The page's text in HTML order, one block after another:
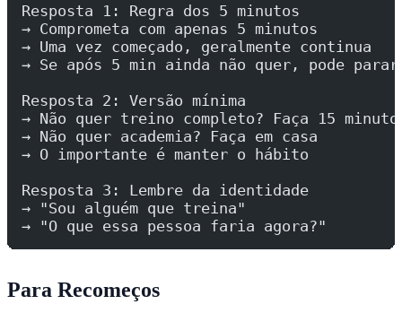
Resposta 1: Regra dos 5 minutos
→ Comprometa com apenas 5 minutos
→ Uma vez começado, geralmente continua
→ Se após 5 min ainda não quer, pode
Resposta 2: Versão mínima
→ Não quer treino completo? Faça 15
→ Não quer academia? Faça em casa
→ O importante é manter o hábito
Resposta 3: Lembre da identidade
→ "Sou alguém que treina"
→ "O que essa pessoa faria agora?"
Para Recomeços